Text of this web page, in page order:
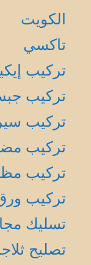
الكويت
تاكسي
تركيب
تركيب
تركيب
تركيب
تركيب
تركيب
تسليك
تصليح